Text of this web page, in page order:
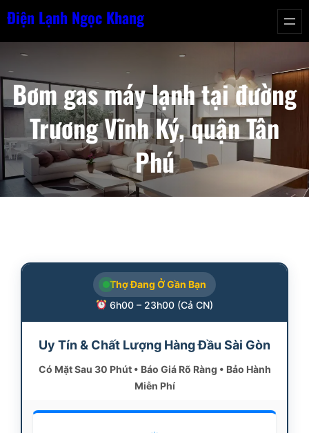
Chuyển
nội
dung
Điện Lạnh Ngọc Khang
Bơm gas máy lạnh tại đường
Trương Vĩnh Ký, quận Tân
Phú
Thợ Đang Ở Gần Bạn
6h00 – 23h00 (Cả CN)
Uy Tín & Chất Lượng Hàng Đầu Sài Gòn
Có Mặt Sau 30 Phút • Báo Giá Rõ Ràng • Bảo Hành
Miễn Phí